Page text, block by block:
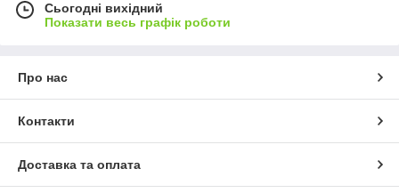
Сьогодні вихідний
Показати весь графік роботи
Про нас
Контакти
Доставка та оплата